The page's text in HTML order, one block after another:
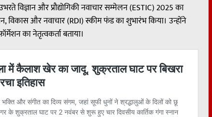
विज्ञान और प्रौद्योगिकी नवाचार सम्मेलन (ESTIC) 2025 का
और नवाचार (RDI) स्कीम फंड का शुभारंभ किया। उन्होंने
का नेतृत्वकर्ता बताया।